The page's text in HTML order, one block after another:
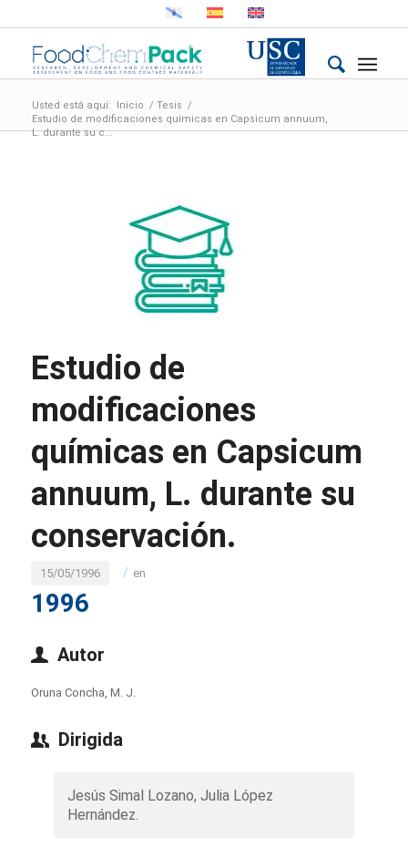
Usted está aquí: Inicio / Tesis /
Estudio de modificaciones químicas en Capsicum annuum,
L. durante su c...
Estudio de
modificaciones
químicas en Capsicum
annuum, L. durante su
conservación.
15/05/1996 / en
1996
Autor
Oruna Concha, M. J.
Dirigida
Jesús Simal Lozano, Julia López
Hernández.